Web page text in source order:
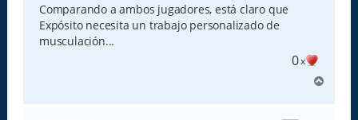
Comparando a ambos jugadores, está claro que
Expósito necesita un trabajo personalizado de
musculación...
0x
r